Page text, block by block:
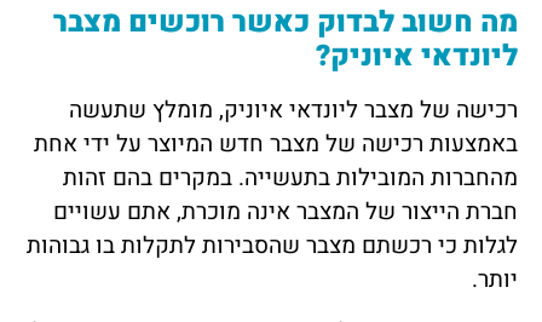
מה חשוב לבדוק כאשר רוכשים מצבר
ליונדאי איוניק?
רכישה של מצבר ליונדאי איוניק, מומלץ שתעשה
באמצעות רכישה של מצבר חדש המיוצר על ידי אחת
מהחברות המובילות בתעשייה. במקרים בהם זהות
חברת הייצור של המצבר אינה מוכרת, אתם עשויים
לגלות כי רכשתם מצבר שהסבירות לתקלות בו גבוהות
יותר.